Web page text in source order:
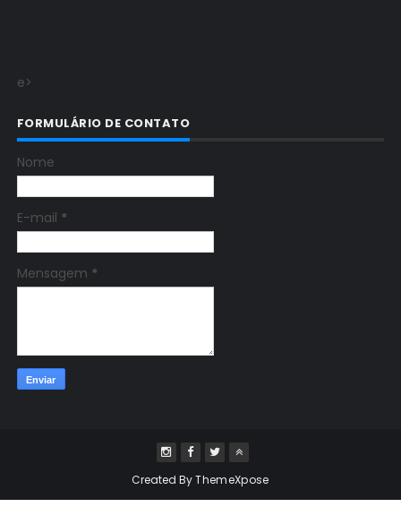
e>
FORMULÁRIO DE CONTATO
Nome
E-mail *
Mensagem *
Created ByThemeXpose